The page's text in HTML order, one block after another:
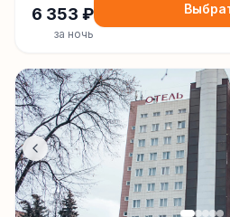
6 353 ₽
за ночь